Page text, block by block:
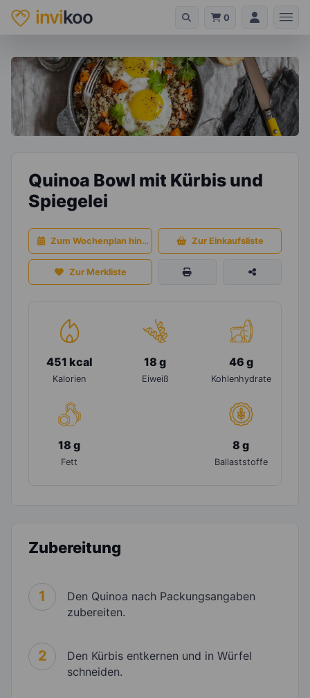
invikoo 0
Quinoa Bowl mit Kürbis und
Spiegelei
Zum Wochenplan hinzufügen Zur Einkaufsliste
Zur Merkliste
451 kcal
Kalorien
18 g
Eiweiß
46 g
Kohlenhydrate
18 g
Fett
8 g
Ballaststoffe
Zubereitung
1
Den Quinoa nach Packungsangaben
zubereiten.
2
Den Kürbis entkernen und in Würfel
schneiden.